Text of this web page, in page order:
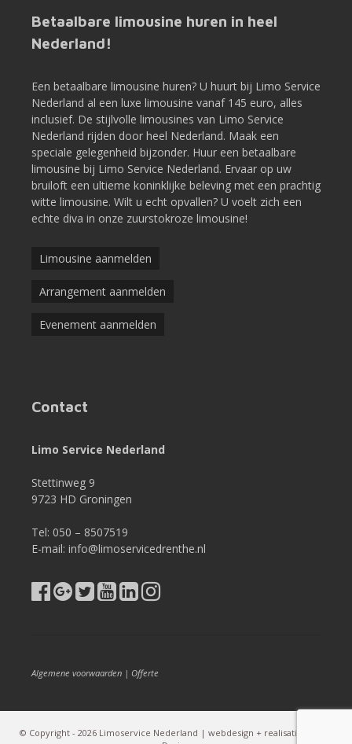
Betaalbare limousine huren in heel
Nederland!
Een betaalbare limousine huren? U huurt bij Limo Service
Nederland al een luxe limousine vanaf 145 euro, alles
inclusief. De stijlvolle limousines van Limo Service
Nederland rijden door heel Nederland. Maak een
speciale gelegenheid bijzonder. Huur een betaalbare
limousine bij Limo Service Nederland. Ervaar op uw
bruiloft een ultieme koninklijke beleving met een prachtig
witte limousine. Wilt u echt opvallen? U voelt zich een
echte diva in onze zuurstokroze limousine!
Limousine aanmelden
Arrangement aanmelden
Evenement aanmelden
Contact
Limo Service Nederland
Stettinweg 9
9723 HD Groningen
Tel: 050 – 8507519
E-mail: info@limoservicedrenthe.nl
Algemene voorwaarden | Offerte
© Copyright - 2026 Limoservice Nederland | webdesign + realisatie: